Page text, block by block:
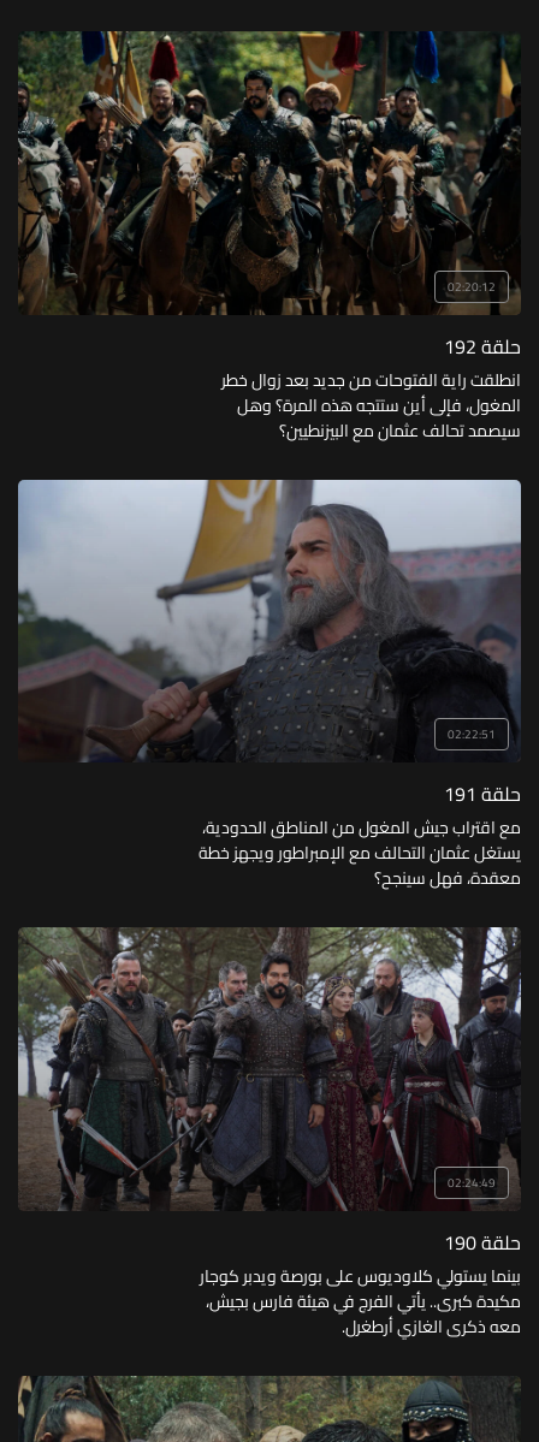
02:20:12
حلقة 192
انطلقت راية الفتوحات من جديد بعد زوال خطر
المغول، فإلى أين ستتجه هذه المرة؟ وهل
سيصمد تحالف عثمان مع البيزنطيين؟
02:22:51
حلقة 191
مع اقتراب جيش المغول من المناطق الحدودية،
يستغل عثمان التحالف مع الإمبراطور ويجهز خطة
معقدة، فهل سينجح؟
02:24:49
حلقة 190
بينما يستولي كلاوديوس على بورصة ويدبر كوجار
مكيدة كبرى.. يأتي الفرج في هيئة فارس بجيش،
معه ذكرى الغازي أرطغرل.